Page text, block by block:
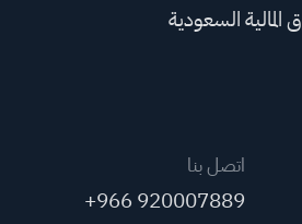
السعودية
اتصل بنا
+966 920007889